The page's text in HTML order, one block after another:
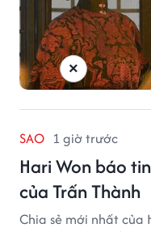
SAO 1 giờ trước
Hari Won báo
của Trấn Thành
Chia sẻ mới nhất của
×